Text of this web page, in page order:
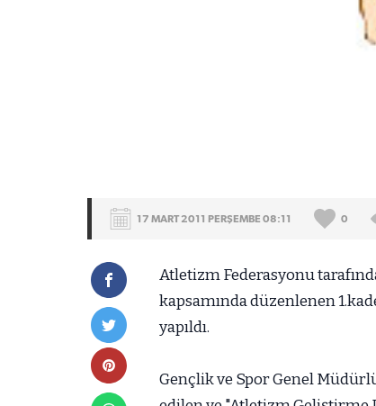
17 MART 2011 PERŞEMBE 08:11 0
Atletizm Federasyonu
kapsamında düzenlenen
yapıldı.
Gençlik ve Spor Genel